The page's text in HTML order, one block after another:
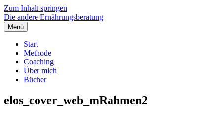
Zum Inhalt springen
Die andere Ernährungsberatung
Menü
Start
Methode
Coaching
Über mich
Bücher
elos_cover_web_mRahmen2